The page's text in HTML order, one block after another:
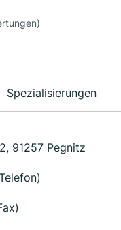
Spezialisierungen
91257 Pegnitz